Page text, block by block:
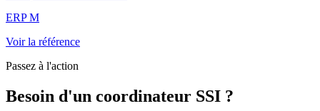
ERP M
Voir la référence
Passez à l'action
Besoin d'un coordinateur SSI ?